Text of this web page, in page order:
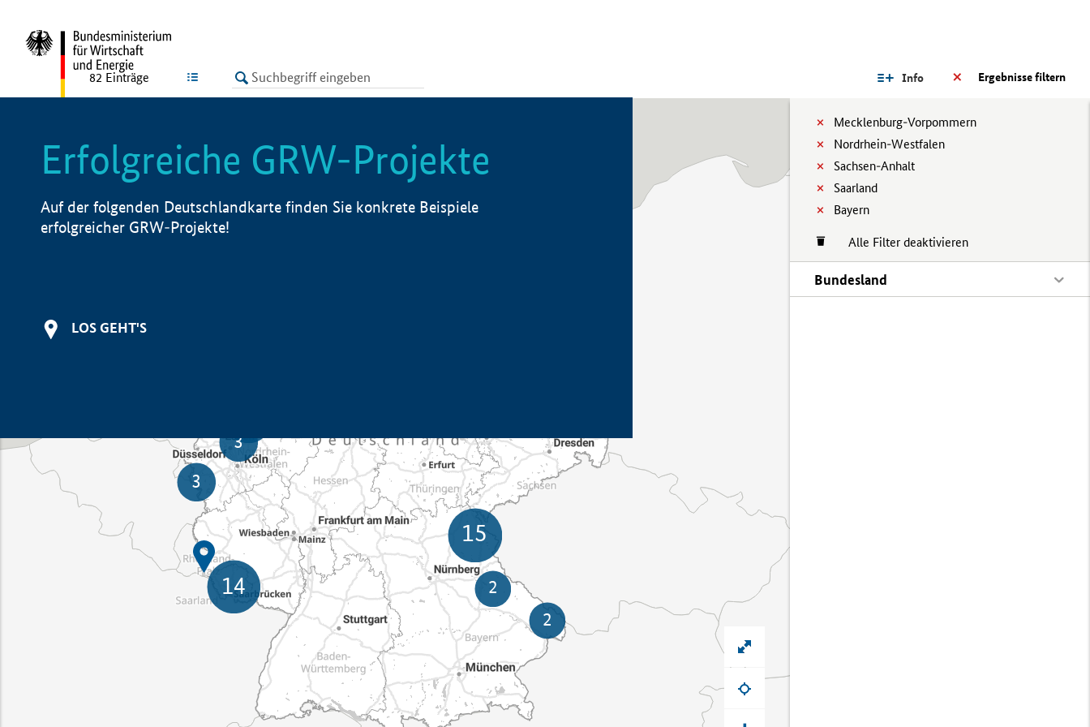
LISTE Ergebnisse filtern
Info
Mecklenburg-Vorpommern
Nordrhein-Westfalen
Sachsen-Anhalt
Saarland
Bayern
Alle Filter deaktivieren
Bundesland
82 Einträge
Erfolgreiche GRW-Projekte
Auf der folgenden Deutschlandkarte finden Sie konkrete Beispiele
erfolgreicher GRW-Projekte!
LOS GEHT'S